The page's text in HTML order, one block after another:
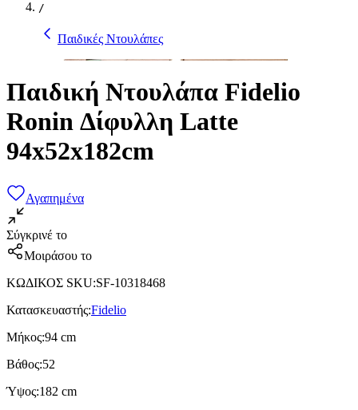
/
Παιδικές Ντουλάπες
Παιδική Ντουλάπα Fidelio
Ronin Δίφυλλη Latte
94x52x182cm
Αγαπημένα
Σύγκρινέ το
Μοιράσου το
ΚΩΔΙΚΟΣ SKU:SF-10318468
Κατασκευαστής:Fidelio
Μήκος:94 cm
Βάθος:52
Ύψος:182 cm